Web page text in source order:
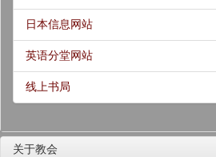
日本信息网站
英语分堂网站
线上书局
关于教会